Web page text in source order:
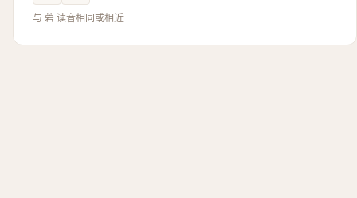
与 菪 读音相同或相近